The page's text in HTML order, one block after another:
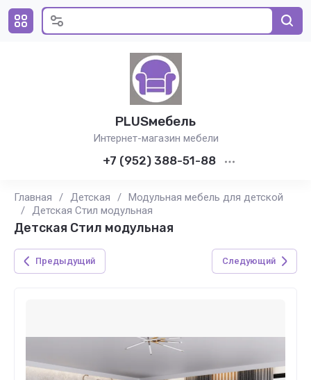
PLUSмебель
Интернет-магазин мебели
+7 (952) 388-51-88
Главная / Детская / Модульная мебель для детской
/ Детская Стил модульная
Детская Стил модульная
Предыдущий Следующий